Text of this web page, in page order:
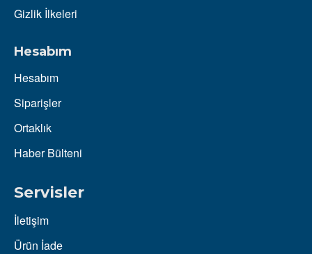
Gizlik İlkeleri
Hesabım
Hesabım
Siparişler
Ortaklık
Haber Bülteni
Servisler
İletişim
Ürün İade